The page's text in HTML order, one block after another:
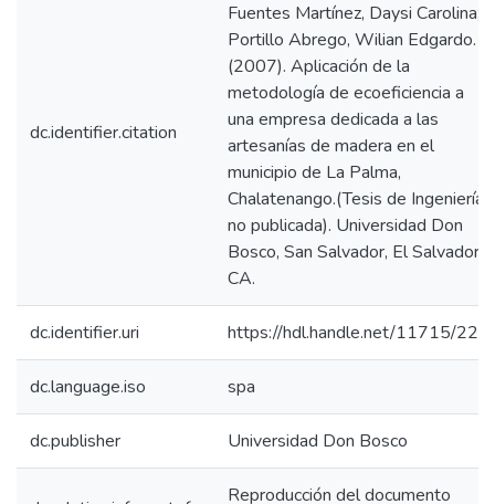
dc.identifier.citation
Fuentes Martínez, Daysi Carolina;
Portillo Abrego, Wilian Edgardo.
(2007). Aplicación de la
metodología de ecoeficiencia a
una empresa dedicada a las
artesanías de madera en el
municipio de La Palma,
Chalatenango.(Tesis de Ingeniería
no publicada). Universidad Don
Bosco, San Salvador, El Salvador
CA.
dc.identifier.uri https://hdl.handle.net/11715/221
dc.language.iso spa
dc.publisher Universidad Don Bosco
Reproducción del documento